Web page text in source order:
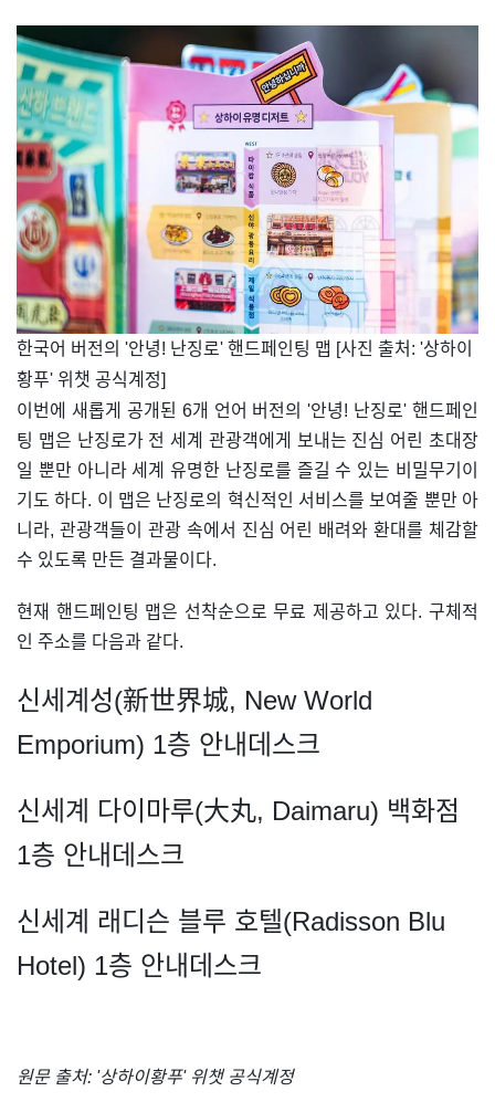
​한국어 버전의 '안녕! 난징로' 핸드페인팅 맵 [사진 출처: '상하이
황푸' 위챗 공식계정]
이번에 새롭게 공개된 6개 언어 버전의 '안녕! 난징로' 핸드페인
팅 맵은 난징로가 전 세계 관광객에게 보내는 진심 어린 초대장
일 뿐만 아니라 세계 유명한 난징로를 즐길 수 있는 비밀무기이
기도 하다. 이 맵은 난징로의 혁신적인 서비스를 보여줄 뿐만 아
니라, 관광객들이 관광 속에서 진심 어린 배려와 환대를 체감할
수 있도록 만든 결과물이다.
현재 핸드페인팅 맵은 선착순으로 무료 제공하고 있다. 구체적
인 주소를 다음과 같다.
신세계성(新世界城, New World
Emporium) 1층 안내데스크
신세계 다이마루(大丸, Daimaru) 백화점
1층 안내데스크
신세계 래디슨 블루 호텔(Radisson Blu
Hotel) 1층 안내데스크
원문 출처: '상하이황푸' 위챗 공식계정